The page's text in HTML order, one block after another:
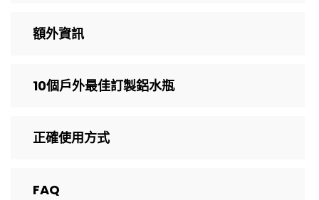
額外資訊
10個戶外最佳訂製鋁水瓶
正確使用方式
FAQ